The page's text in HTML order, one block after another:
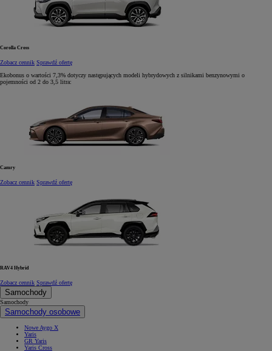
Corolla Cross
Zobacz cennik Sprawdź ofertę
Ekobonus o wartości 7,3% dotyczy następujących modeli hybrydowych z silnikami benzynowymi o
pojemności od 2 do 3,5 litra:
Camry
Zobacz cennik Sprawdź ofertę
RAV4 Hybrid
Zobacz cennik Sprawdź ofertę
Samochody
Samochody
Samochody osobowe
Nowe Aygo X
Yaris
GR Yaris
Yaris Cross